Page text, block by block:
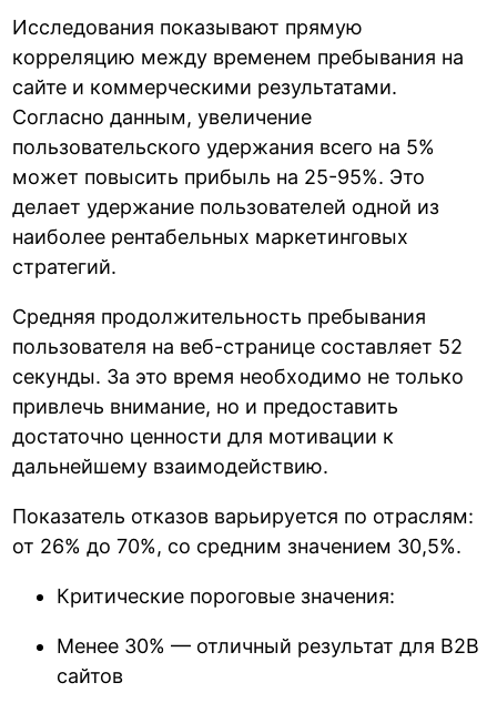
Исследования показывают прямую
корреляцию между временем пребывания на
сайте и коммерческими результатами.
Согласно данным, увеличение
пользовательского удержания всего на 5%
может повысить прибыль на 25-95%. Это
делает удержание пользователей одной из
наиболее рентабельных маркетинговых
стратегий.
Средняя продолжительность пребывания
пользователя на веб-странице составляет 52
секунды. За это время необходимо не только
привлечь внимание, но и предоставить
достаточно ценности для мотивации к
дальнейшему взаимодействию.
Показатель отказов варьируется по отраслям:
от 26% до 70%, со средним значением 30,5%.
Критические пороговые значения:
Менее 30% — отличный результат для B2B
сайтов